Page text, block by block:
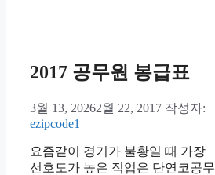
2017 공무원 봉급표
3월 13, 20262월 22, 2017 작성자:
ezipcode1
요즘같이 경기가 불황일 때 가장
선호도가 높은 직업은 단연코공무